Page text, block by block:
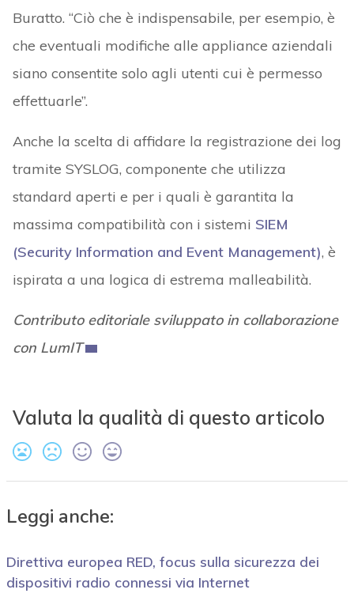
Buratto. “Ciò che è indispensabile, per esempio, è
che eventuali modifiche alle appliance aziendali
siano consentite solo agli utenti cui è permesso
effettuarle”.
Anche la scelta di affidare la registrazione dei log
tramite SYSLOG, componente che utilizza
standard aperti e per i quali è garantita la
massima compatibilità con i sistemi SIEM
(Security Information and Event Management), è
ispirata a una logica di estrema malleabilità.
Contributo editoriale sviluppato in collaborazione
con LumIT
Valuta la qualità di questo articolo
Leggi anche:
Direttiva europea RED, focus sulla sicurezza dei
dispositivi radio connessi via Internet